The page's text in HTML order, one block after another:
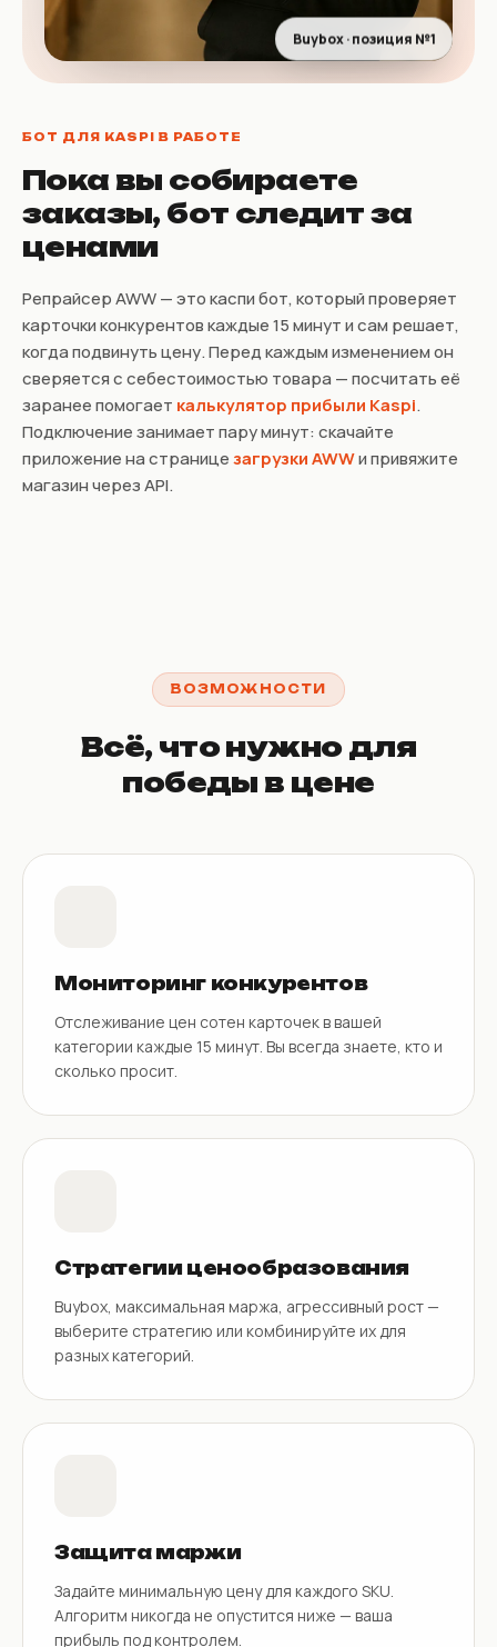
Buybox · позиция №1
БОТ ДЛЯ KASPI В РАБОТЕ
Пока вы собираете
заказы, бот следит за
ценами
Репрайсер AWW — это каспи бот, который проверяет
карточки конкурентов каждые 15 минут и сам решает,
когда подвинуть цену. Перед каждым изменением он
сверяется с себестоимостью товара — посчитать её
заранее помогает калькулятор прибыли Kaspi.
Подключение занимает пару минут: скачайте
приложение на страницезагрузки AWWи привяжите
магазин через API.
ВОЗМОЖНОСТИ
Всё, что нужно для
победы в цене
Мониторинг конкурентов
Отслеживание цен сотен карточек в вашей
категории каждые 15 минут. Вы всегда знаете, кто и
сколько просит.
Стратегии ценообразования
Buybox, максимальная маржа, агрессивный рост —
выберите стратегию или комбинируйте их для
разных категорий.
Защита маржи
Задайте минимальную цену для каждого SKU.
Алгоритм никогда не опустится ниже — ваша
прибыль под контролем.